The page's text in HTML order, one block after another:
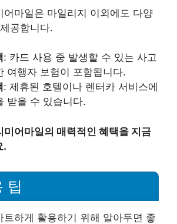
어마일은 마일리지 이외에도 다양
공합니다.
: 카드 사용 중 발생할 수 있는 사고
여행자 보험이 포함됩니다.
: 제휴된 호텔이나 렌터카 서비스에
받을 수 있습니다.
미어마일의 매력적인 혜택을 지금
.
팁
트하게 활용하기 위해 알아두면 좋